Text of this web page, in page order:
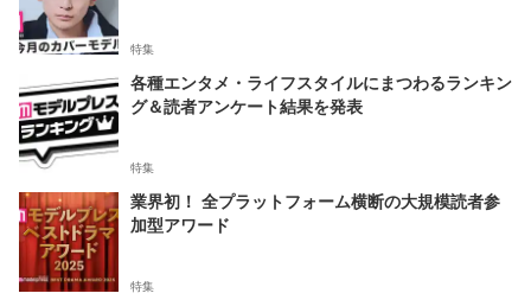
特集
各種エンタメ・ライフスタイルにまつわるランキン
グ＆読者アンケート結果を発表
特集
業界初！ 全プラットフォーム横断の大規模読者参
加型アワード
特集